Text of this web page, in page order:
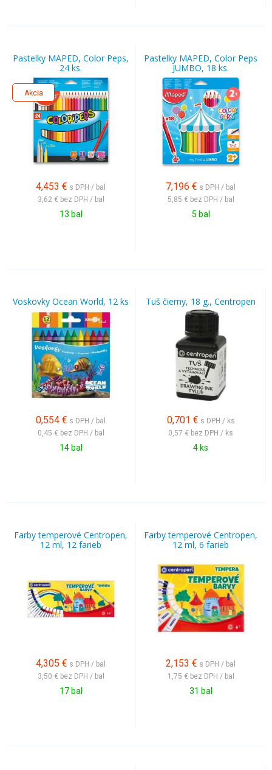
Pastelky MAPED, Color Peps,
24 ks.
Akcia
4,453 € s DPH / bal
3,62 € bez DPH / bal
13 bal
Pastelky MAPED, Color Peps
JUMBO, 18 ks.
7,196 € s DPH / bal
5,85 € bez DPH / bal
5 bal
Voskovky Ocean World, 12 ks
0,554 € s DPH / bal
0,45 € bez DPH / bal
14 bal
Tuš čierny, 18 g., Centropen
0,701 € s DPH / ks
0,57 € bez DPH / ks
4 ks
Farby temperové Centropen,
12 ml, 12 farieb
4,305 € s DPH / bal
3,50 € bez DPH / bal
17 bal
Farby temperové Centropen,
12 ml, 6 farieb
2,153 € s DPH / bal
1,75 € bez DPH / bal
31 bal